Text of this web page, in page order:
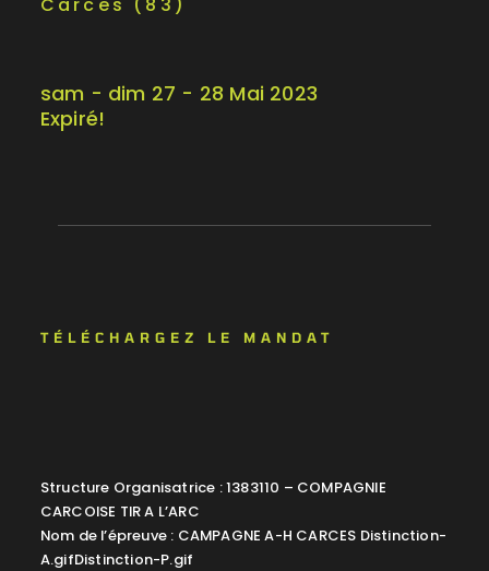
sam - dim 27 - 28 Mai 2023
Expiré!
Carces (83)
TÉLÉCHARGEZ LE MANDAT
Structure Organisatrice : 1383110 – COMPAGNIE
CARCOISE TIR A L’ARC
Nom de l’épreuve : CAMPAGNE A-H CARCES Distinction-
A.gifDistinction-P.gif